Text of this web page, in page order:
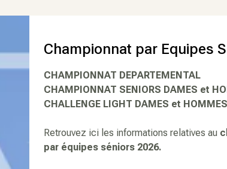
Championnat par Equipes
CHAMPIONNAT DEPARTEMENTAL
CHAMPIONNAT SENIORS DAMES et
CHALLENGE LIGHT DAMES et HOMMES
Retrouvez ici les informations relatives au
par équipes séniors 2026.